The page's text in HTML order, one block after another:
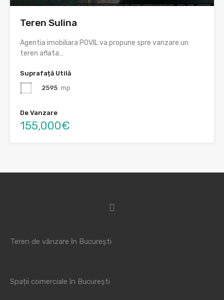
Teren Sulina
Agentia imobiliara POVIL va propune spre vanzare un
teren aflata…
Suprafață Utilă
2595 mp
De Vanzare
155,000€
Teren de vânzare în București
Spații comerciale în București